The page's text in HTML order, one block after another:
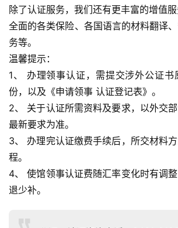
除了认证服务，我们还有更丰富的增值
全面的各类保险、各国语言的材料翻译
务等。
温馨提示：
1、 办理领事认证，需提交涉外公证
份，以及《申请领事 认证登记表》。
2、 关于认证所需资料及要求，以外交
最新要求为准。
3、 办理完认证缴费手续后，所交材料
程。
4、 使馆领事认证费随汇率变化时有调
退少补。